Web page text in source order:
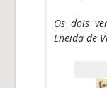
Os dois
Eneida de